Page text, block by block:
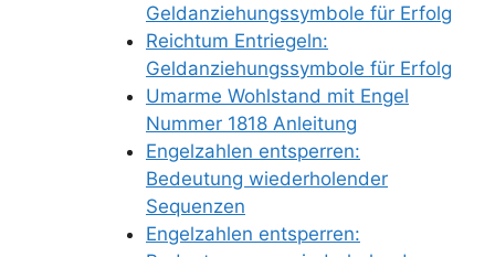
Geldanziehungssymbole für Erfolg
Reichtum Entriegeln:
Geldanziehungssymbole für Erfolg
Umarme Wohlstand mit Engel
Nummer 1818 Anleitung
Engelzahlen entsperren:
Bedeutung wiederholender
Sequenzen
Engelzahlen entsperren: